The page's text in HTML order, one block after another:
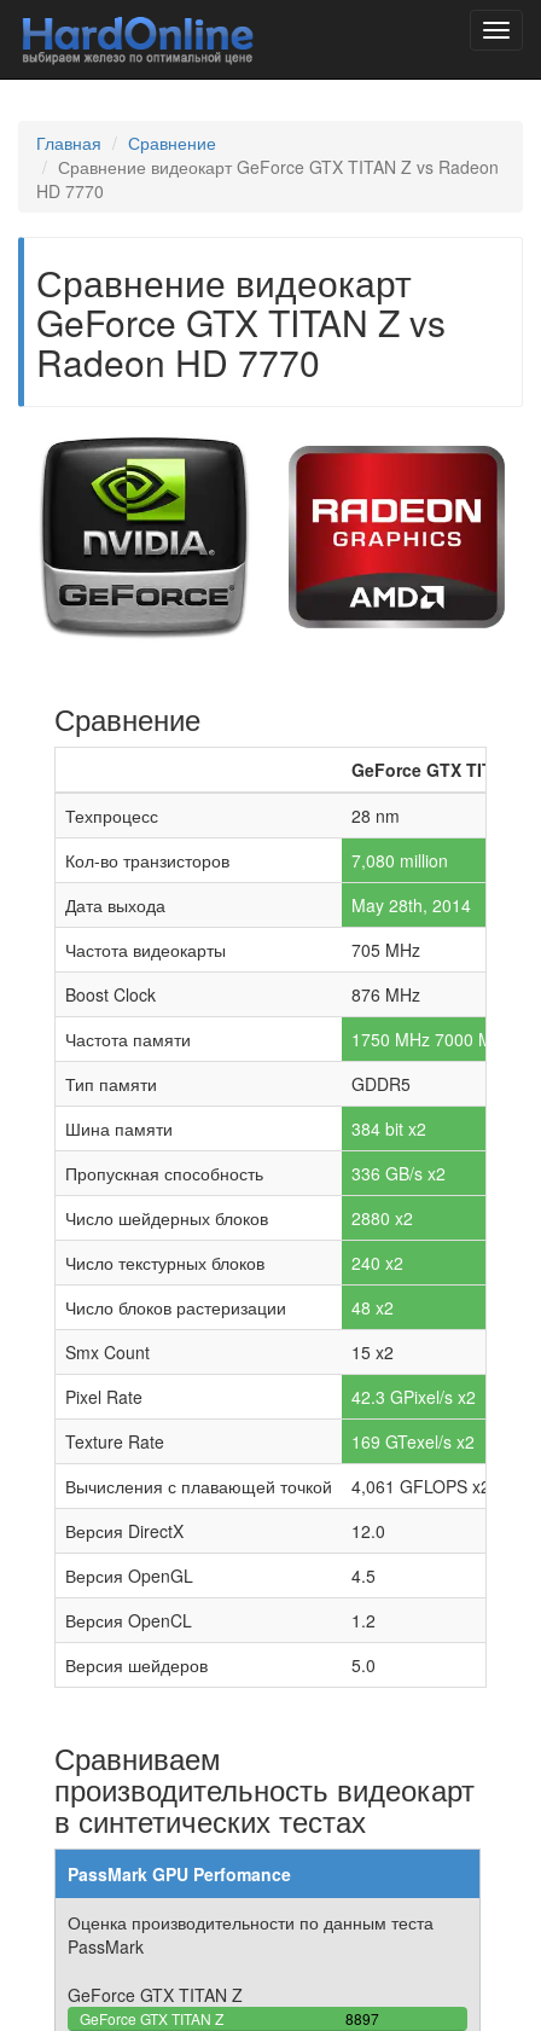
Главная
Сравнение
Сравнение видеокарт GeForce GTX TITAN Z vs Radeon
HD 7770
Сравнение видеокарт
GeForce GTX TITAN Z vs
Radeon HD 7770
Сравнение
GeForce GTX TITAN Z
Техпроцесс
28 nm
Кол-во транзисторов
7,080 million
Дата выхода
May 28th, 2014
Частота видеокарты
705 MHz
Boost Clock
876 MHz
Частота памяти
1750 MHz 7000 MHz
Тип памяти
GDDR5
Шина памяти
384 bit x2
Пропускная способность
336 GB/s x2
Число шейдерных блоков
2880 x2
Число текстурных блоков
240 x2
Число блоков растеризации
48 x2
Smx Count
15 x2
Pixel Rate
42.3 GPixel/s x2
Texture Rate
169 GTexel/s x2
Вычисления с плавающей точкой
4,061 GFLOPS x2
Версия DirectX
12.0
Версия OpenGL
4.5
Версия OpenCL
1.2
Версия шейдеров
5.0
Сравниваем
производительность видеокарт
в синтетических тестах
PassMark GPU Perfomance
Оценка производительности по данным теста
PassMark
GeForce GTX TITAN Z
GeForce GTX TITAN Z 8897
100%